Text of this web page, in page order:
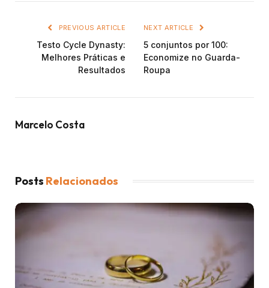
PREVIOUS ARTICLE
Testo Cycle Dynasty:
Melhores Práticas e
Resultados
NEXT ARTICLE
5 conjuntos por 100:
Economize no Guarda-
Roupa
Marcelo Costa
Posts Relacionados